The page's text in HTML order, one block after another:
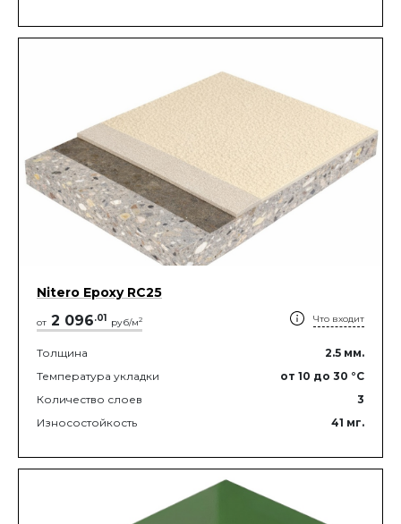
Nitero Epoxy RС25
от 2 096.01 руб/м2 Что входит
Толщина 2.5 мм.
Температура укладки
от 10 до 30 °C
Количество слоев
3
Износостойкость
41 мг.